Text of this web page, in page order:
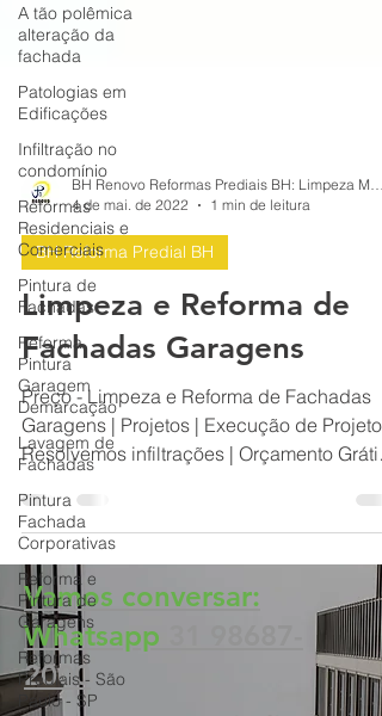
A tão polêmica
alteração da
fachada
Patologias em
Edificações
Infiltração no
condomínio
Reformas
Residenciais e
Comerciais
Pintura de
Fachadas
Reforma
Pintura
Garagem
Demarcação
Lavagem de
Fachadas
Pintura
Fachada
Corporativas
Reforma e
Pintura de
Garagens
Reformas
Prediais - São
Paulo - SP
4 de mai. de 2022
1 min de leitura
BH Reforma Predial BH
Limpeza e Reforma de
Fachadas Garagens
Preço - Limpeza e Reforma de Fachadas
Garagens | Projetos | Execução de
Resolvemos infiltrações | Orçamento Grátis
BH Reformas
Vamos conversar:
Whatsapp